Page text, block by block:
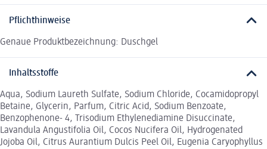
Pflichthinweise
Genaue Produktbezeichnung: Duschgel
Inhaltsstoffe
Aqua, Sodium Laureth Sulfate, Sodium Chloride, Cocamidopropyl
Betaine, Glycerin, Parfum, Citric Acid, Sodium Benzoate,
Benzophenone- 4, Trisodium Ethylenediamine Disuccinate,
Lavandula Angustifolia Oil, Cocos Nucifera Oil, Hydrogenated
Jojoba Oil, Citrus Aurantium Dulcis Peel Oil, Eugenia Caryophyllus